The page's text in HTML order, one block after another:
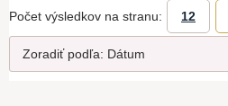
Počet výsledkov na stranu: 12